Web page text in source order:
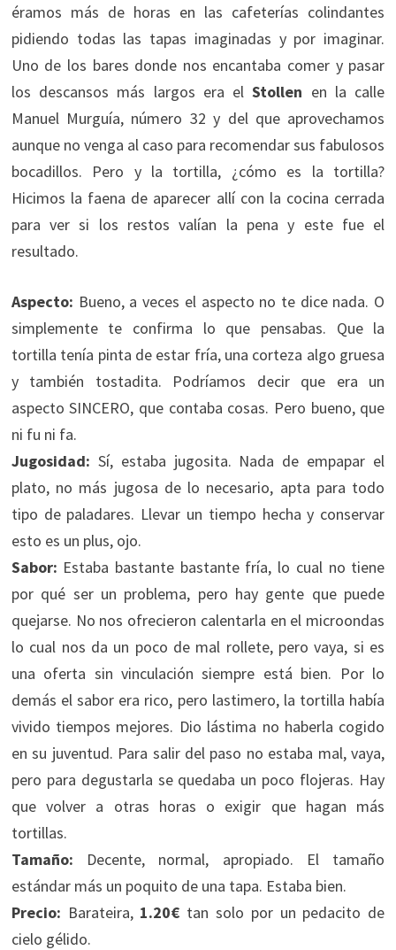
éramos más de horas en las cafeterías colindantes
pidiendo todas las tapas imaginadas y por imaginar.
Uno de los bares donde nos encantaba comer y pasar
los descansos más largos era elStollen en la calle
Manuel Murguía, número 32 y del que aprovechamos
aunque no venga al caso para recomendar sus fabulosos
bocadillos. Pero y la tortilla, ¿cómo es la tortilla?
Hicimos la faena de aparecer allí con la cocina cerrada
para ver si los restos valían la pena y este fue el
resultado.
Aspecto: Bueno, a veces el aspecto no te dice nada. O
simplemente te confirma lo que pensabas. Que la
tortilla tenía pinta de estar fría, una corteza algo gruesa
y también tostadita. Podríamos decir que era un
aspecto SINCERO, que contaba cosas. Pero bueno, que
ni fu ni fa.
Jugosidad: Sí, estaba jugosita. Nada de empapar el
plato, no más jugosa de lo necesario, apta para todo
tipo de paladares. Llevar un tiempo hecha y conservar
esto es un plus, ojo.
Sabor: Estaba bastante bastante fría, lo cual no tiene
por qué ser un problema, pero hay gente que puede
quejarse. No nos ofrecieron calentarla en el microondas
lo cual nos da un poco de mal rollete, pero vaya, si es
una oferta sin vinculación siempre está bien. Por lo
demás el sabor era rico, pero lastimero, la tortilla había
vivido tiempos mejores. Dio lástima no haberla cogido
en su juventud. Para salir del paso no estaba mal, vaya,
pero para degustarla se quedaba un poco flojeras. Hay
que volver a otras horas o exigir que hagan más
tortillas.
Tamaño: Decente, normal, apropiado. El tamaño
estándar más un poquito de una tapa. Estaba bien.
Precio: Barateira, 1.20€ tan solo por un pedacito de
cielo gélido.